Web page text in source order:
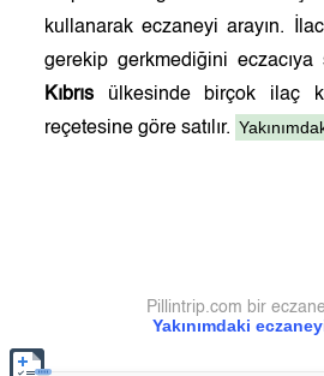
kullanarak eczaneyi arayın.
gerekip gerkmediğini eczacıya
Kıbrıs ülkesinde birçok ilaç
reçetesine göre satılır.
Yakınımdaki
Pillintrip.com bir